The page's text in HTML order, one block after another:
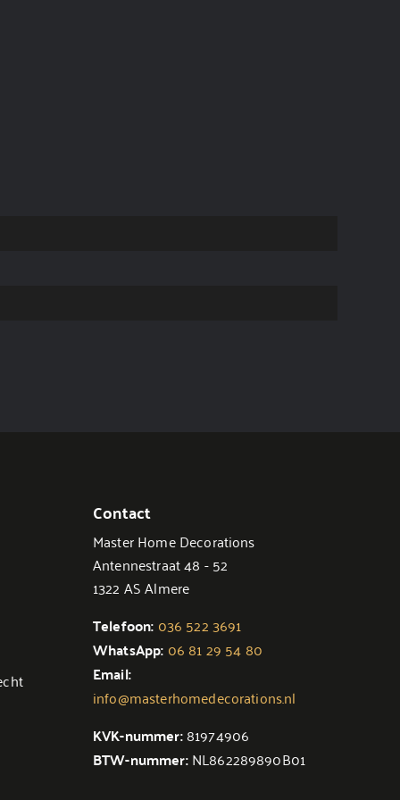
Contact
Master Home Decorations
Antennestraat 48 - 52
1322 AS Almere
Telefoon: 036 522 3691
WhatsApp: 06 81 29 54 80
Email:
info@masterhomedecorations.nl
KVK-nummer:81974906
BTW-nummer:NL862289890B01